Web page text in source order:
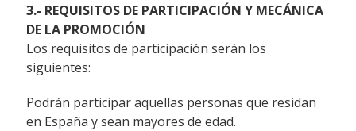
3.- REQUISITOS DE PARTICIPACIÓN Y MECÁNICA
DE LA PROMOCIÓN
Los requisitos de participación serán los
siguientes:
Podrán participar aquellas personas que residan
en España y sean mayores de edad.